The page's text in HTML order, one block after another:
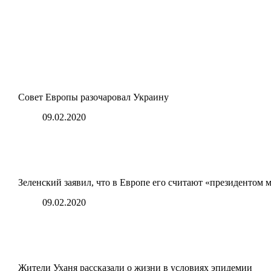
Совет Европы разочаровал Украину
09.02.2020
Зеленский заявил, что в Европе его считают «президентом
09.02.2020
Жители Уханя рассказали о жизни в условиях эпидемии